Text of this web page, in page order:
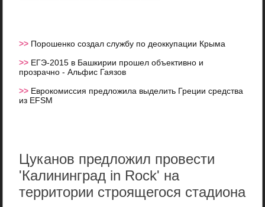
>> Порошенко создал службу по деоккупации Крыма
>> ЕГЭ-2015 в Башкирии прошел объективно и
прозрачно - Альфис Гаязов
>> Еврокомиссия предложила выделить Греции средства
из EFSM
Цуканов предложил провести
'Калининград in Rock' на
территории строящегося стадиона